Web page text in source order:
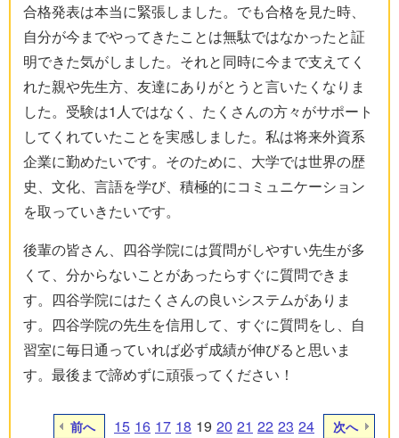
合格発表は本当に緊張しました。でも合格を見た時、
自分が今までやってきたことは無駄ではなかったと証
明できた気がしました。それと同時に今まで支えてく
れた親や先生方、友達にありがとうと言いたくなりま
した。受験は1人ではなく、たくさんの方々がサポート
してくれていたことを実感しました。私は将来外資系
企業に勤めたいです。そのために、大学では世界の歴
史、文化、言語を学び、積極的にコミュニケーション
を取っていきたいです。
後輩の皆さん、四谷学院には質問がしやすい先生が多
くて、分からないことがあったらすぐに質問できま
す。四谷学院にはたくさんの良いシステムがありま
す。四谷学院の先生を信用して、すぐに質問をし、自
習室に毎日通っていれば必ず成績が伸びると思いま
す。最後まで諦めずに頑張ってください！
前へ 15 16 17 18 19 20 21 22 23 24 次へ